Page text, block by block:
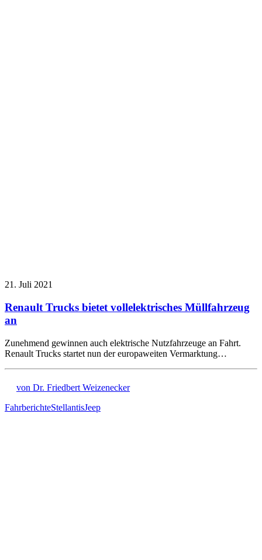
21. Juli 2021
Renault Trucks bietet vollelektrisches Müllfahrzeug
an
Zunehmend gewinnen auch elektrische Nutzfahrzeuge an Fahrt.
Renault Trucks startet nun der europaweiten Vermarktung…
von Dr. Friedbert Weizenecker
FahrberichteStellantisJeep